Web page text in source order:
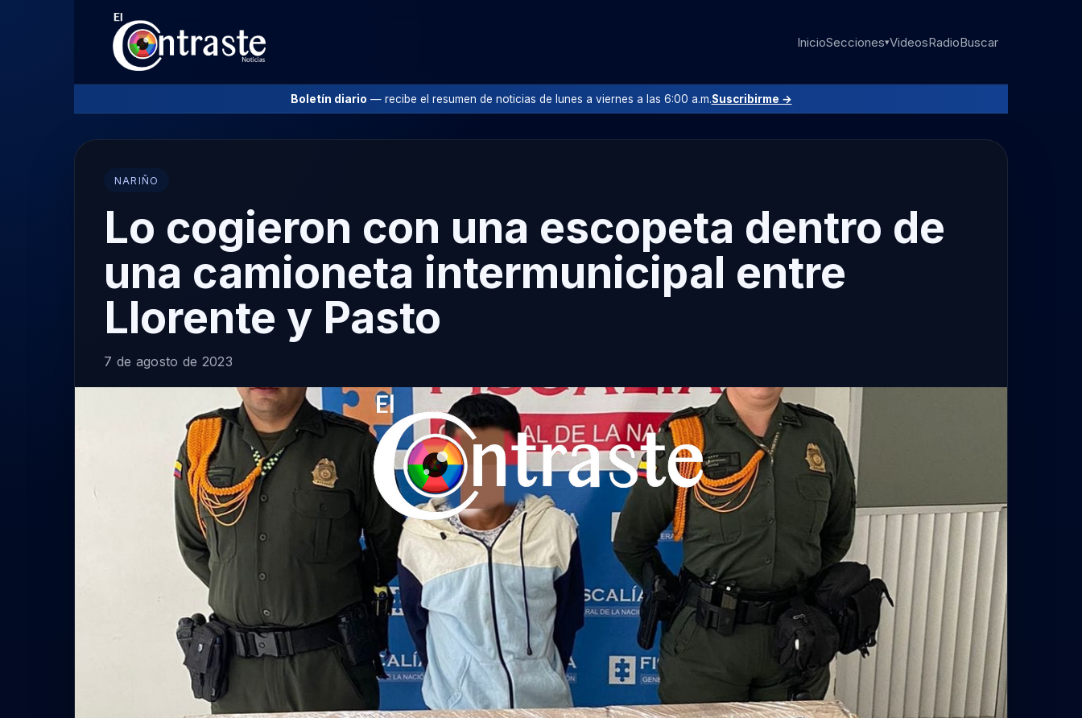
InicioSecciones▾VideosRadioBuscar
Boletín diario — recibe el resumen de noticias de lunes a viernes a las 6:00 a.m.Suscribirme →
NARIÑO
Lo cogieron con una escopeta dentro de
una camioneta intermunicipal entre
Llorente y Pasto
7 de agosto de 2023